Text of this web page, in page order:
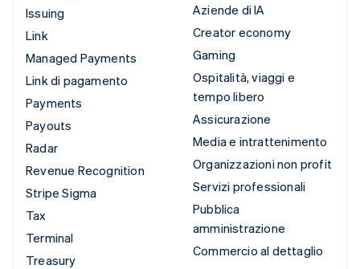
Issuing
Link
Managed Payments
Link di pagamento
Payments
Payouts
Radar
Revenue Recognition
Stripe Sigma
Tax
Terminal
Treasury
Aziende di IA
Creator economy
Gaming
Ospitalità, viaggi e
tempo libero
Assicurazione
Media e intrattenimento
Organizzazioni non profit
Servizi professionali
Pubblica
amministrazione
Commercio al dettaglio